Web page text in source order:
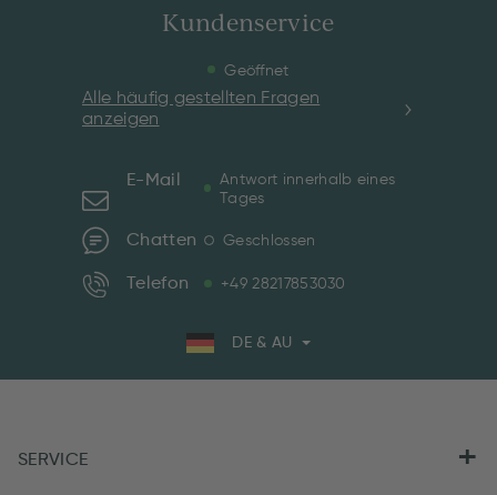
Kundenservice
Geöffnet
Alle häufig gestellten Fragen
anzeigen
E-Mail
Antwort innerhalb eines
Tages
Chatten Geschlossen
Telefon +49 28217853030
DE & AU
SERVICE